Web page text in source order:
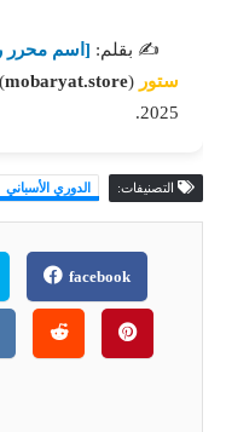
✍️ بقلم: [اسم محرر
ستور (
mobaryat.store
2025.
التصنيفات: الدوري الأسباني
facebook